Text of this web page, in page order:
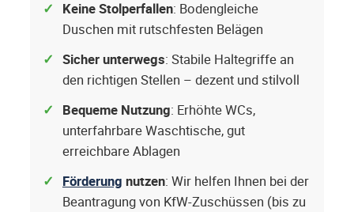
Keine Stolperfallen: Bodengleiche
Duschen mit rutschfesten Belägen
Sicher unterwegs: Stabile Haltegriffe an
den richtigen Stellen – dezent und stilvoll
Bequeme Nutzung: Erhöhte WCs,
unterfahrbare Waschtische, gut
erreichbare Ablagen
Förderung nutzen: Wir helfen Ihnen bei der
Beantragung von KfW-Zuschüssen (bis zu